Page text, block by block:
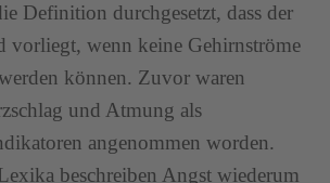
Definition durchgesetzt, dass der
vorliegt, wenn keine Gehirnströme
können. Zuvor waren
und Atmung als
angenommen worden.
beschreiben Angst wiederum